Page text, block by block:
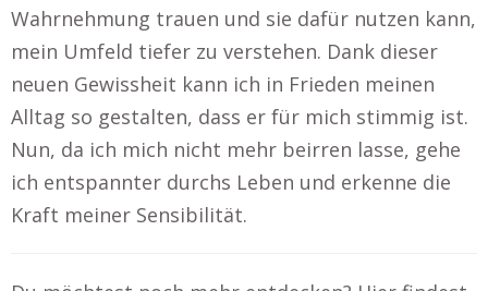
Wahrnehmung trauen und sie dafür nutzen kann,
mein Umfeld tiefer zu verstehen. Dank dieser
neuen Gewissheit kann ich in Frieden meinen
Alltag so gestalten, dass er für mich stimmig ist.
Nun, da ich mich nicht mehr beirren lasse, gehe
ich entspannter durchs Leben und erkenne die
Kraft meiner Sensibilität.